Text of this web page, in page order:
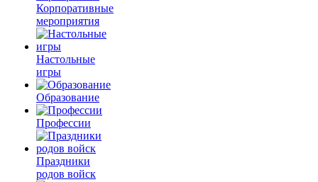
Корпоративные
мероприятия
Настольные
игры
Образование
Профессии
Праздники
родов войск